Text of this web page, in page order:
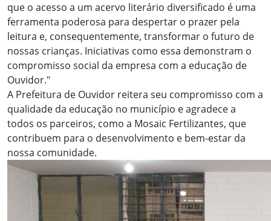
que o acesso a um acervo literário diversificado é uma
ferramenta poderosa para despertar o prazer pela
leitura e, consequentemente, transformar o futuro de
nossas crianças. Iniciativas como essa demonstram o
compromisso social da empresa com a educação de
Ouvidor."
A Prefeitura de Ouvidor reitera seu compromisso com a
qualidade da educação no município e agradece a
todos os parceiros, como a Mosaic Fertilizantes, que
contribuem para o desenvolvimento e bem-estar da
nossa comunidade.